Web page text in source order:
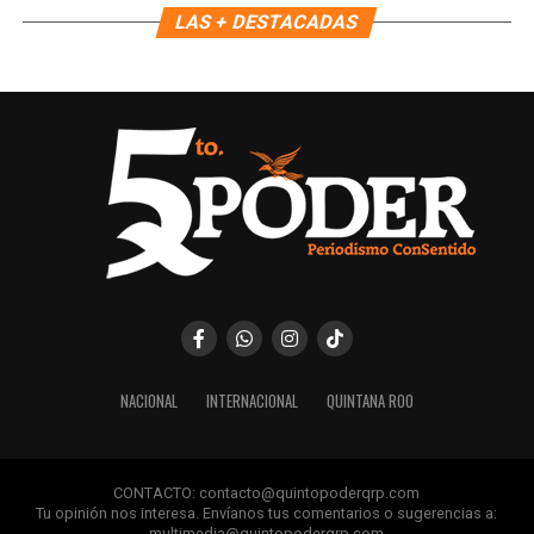
Recibe las noticias al instante
Únete al canal oficial de WhatsApp de
Quinto Poder
en tu teléfono.
Unirme al canal de WhatsApp
LAS + DESTACADAS
NACIONAL INTERNACIONAL QUINTANA ROO
CONTACTO: contacto@quintopoderqrp.com
Tu opinión nos interesa. Envíanos tus comentarios o sugerencias a: